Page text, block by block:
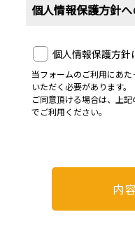
個人情報保護方針
個人情報保護方針
当フォームのご利用にあた
いただく必要があります。
ご同意頂ける場合は、上
でご利用ください。